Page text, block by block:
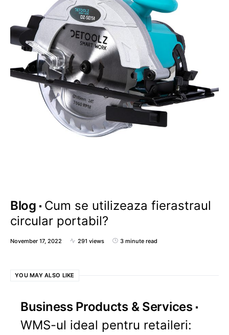
Blog
Cum se utilizeaza fierastraul
circular portabil?
November 17, 2022 291 views 3 minute read
YOU MAY ALSO LIKE
Business Products & Services
WMS-ul ideal pentru retaileri: